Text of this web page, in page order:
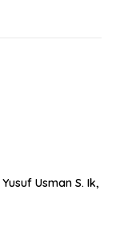
Usman S. Ik,